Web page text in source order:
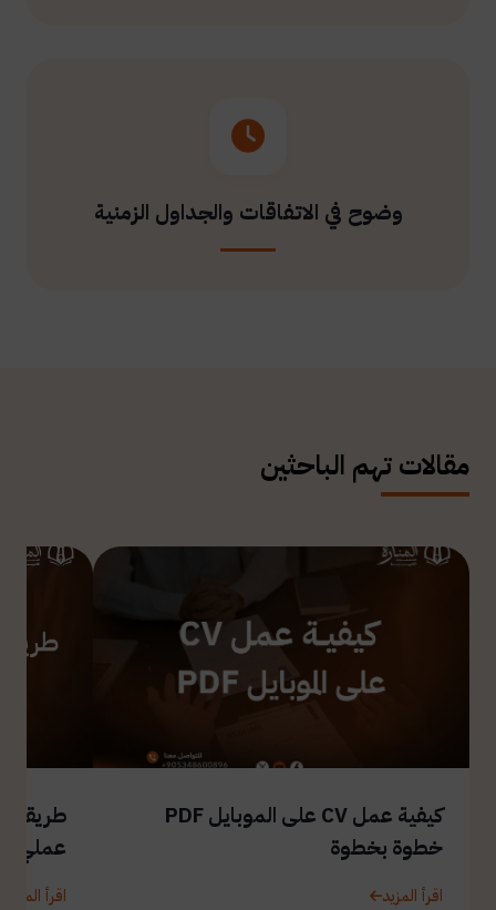
وضوح في الاتفاقات والجداول الزمنية
مقالات تهم الباحثين
كيفية عمل CV على الموبايل PDF
خطوة بخطوة
اقرأ المزيد
طريقة
عملي
اقرأ المزيد